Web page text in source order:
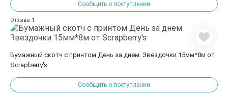
Сообщить о поступлении
Отзывы 1
Бумажный скотч с принтом День за днем. Звездочки 15мм*8м от
Scrapberry's
Сообщить о поступлении